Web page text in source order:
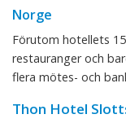
Norge
Förutom hotellets
restauranger och
flera mötes- och
Thon Hotel